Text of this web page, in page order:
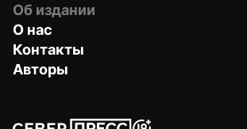
Об издании
О нас
Контакты
Авторы